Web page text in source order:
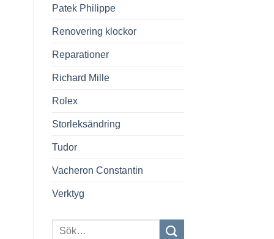
Patek Philippe
Renovering klockor
Reparationer
Richard Mille
Rolex
Storleksändring
Tudor
Vacheron Constantin
Verktyg